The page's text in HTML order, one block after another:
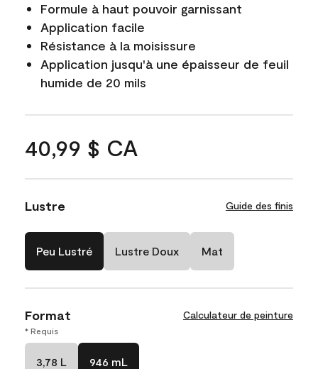
Formule à haut pouvoir garnissant
Application facile
Résistance à la moisissure
Application jusqu'à une épaisseur de feuil
humide de 20 mils
40,99 $ CA
Lustre Guide des finis
Peu Lustré Lustre Doux Mat
Format Calculateur de peinture
* Requis
3,78 L 946 mL